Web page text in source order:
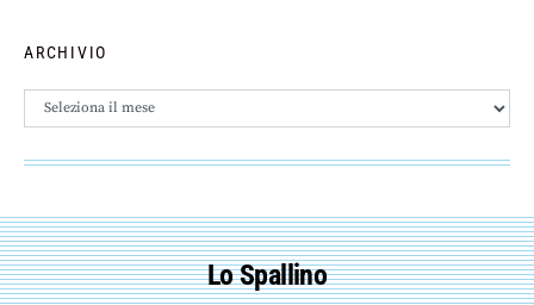
ARCHIVIO
Archivio
Lo Spallino